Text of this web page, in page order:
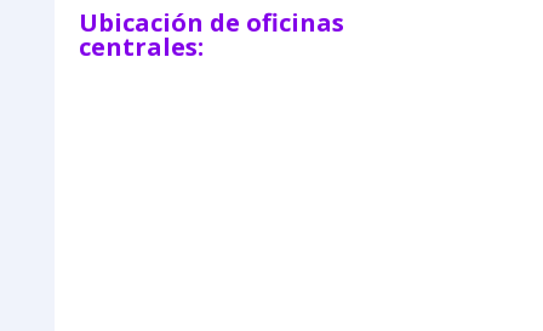
Ubicación de oficinas
centrales: